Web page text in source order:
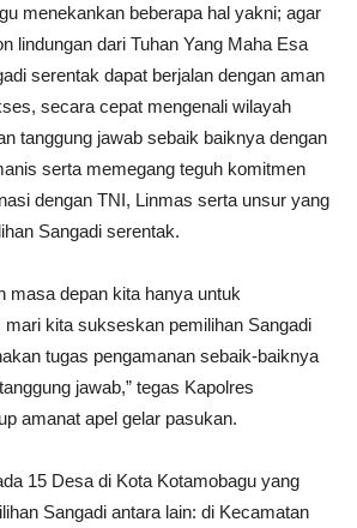
menekankan beberapa hal yakni; agar
lindungan dari Tuhan Yang Maha Esa
serentak dapat berjalan dengan aman
secara cepat mengenali wilayah
tanggung jawab sebaik baiknya dengan
serta memegang teguh komitmen
dengan TNI, Linmas serta unsur yang
Sangadi serentak.
masa depan kita hanya untuk
mari kita sukseskan pemilihan Sangadi
tugas pengamanan sebaik-baiknya
jawab,” tegas Kapolres
amanat apel gelar pasukan.
15 Desa di Kota Kotamobagu yang
Sangadi antara lain: di Kecamatan